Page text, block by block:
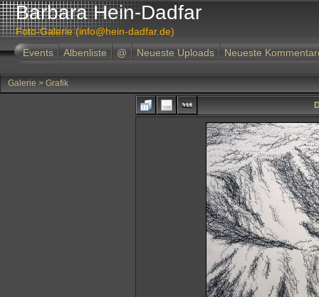
Barbara Hein-Dadfar
Foto-Galerie (info@hein-dadfar.de)
Events
Albenliste @ Neueste Uploads Neueste
Galerie > Grafik